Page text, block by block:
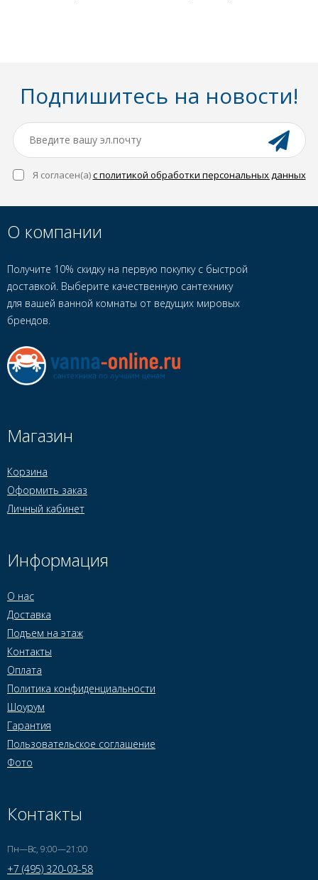
Подпишитесь на новости!
Я согласен(a)с политикой обработки персональных данных
О компании
Получите 10% скидку на первую покупку с быстрой
доставкой. Выберите качественную сантехнику
для вашей ванной комнаты от ведущих мировых
брендов.
Магазин
Корзина
Оформить заказ
Личный кабинет
Информация
О нас
Доставка
Подъем на этаж
Контакты
Оплата
Политика конфиденциальности
Шоурум
Гарантия
Пользовательское соглашение
Фото
Контакты
Пн—Вс, 9:00—21:00
+7 (495) 320-03-58